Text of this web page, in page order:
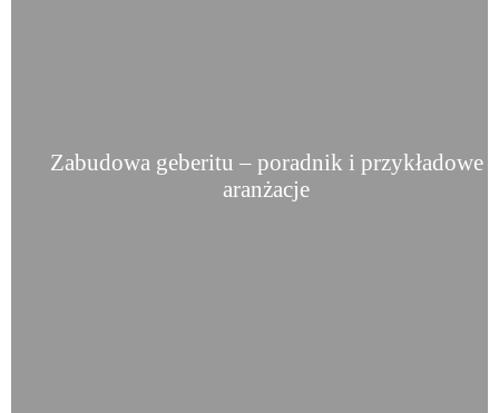
Zabudowa geberitu – poradnik i przykładowe
aranżacje